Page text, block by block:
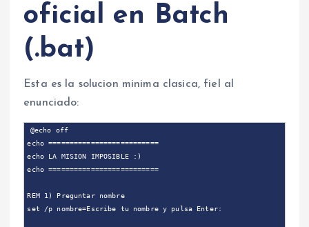
oficial en Batch
(.bat)
Esta es la solucion minima clasica, fiel al
enunciado:
@echo off
echo ==========================
echo LA MISION IMPOSIBLE :)
echo ==========================
REM 1) Preguntar nombre
set /p nombre=Escribe tu nombre y pulsa Enter: